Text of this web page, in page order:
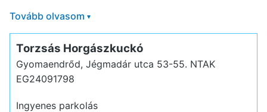
Tovább olvasom ▾
Torzsás Horgászkuckó
Gyomaendrőd, Jégmadár utca 53-55. NTAK
EG24091798
Ingyenes parkolás